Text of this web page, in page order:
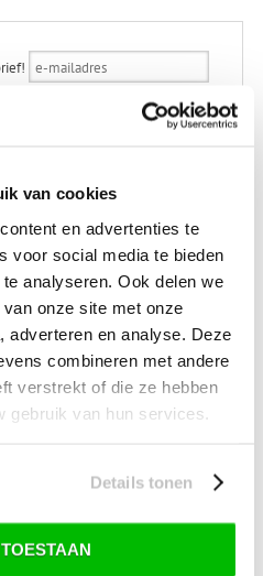
van cookies
en advertenties te
voor social media te bieden
analyseren. Ook delen we
onze site met onze
adverteren en analyse. Deze
combineren met andere
verstrekt of die ze hebben
gebruik van hun services.
Details tonen
snowboard onderhoud
binding controle
€ 34,99
€ 44,99